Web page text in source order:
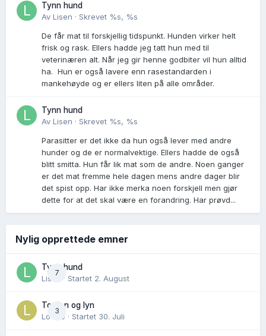
Tynn hund
Av Lisen · Skrevet %s, %s
De får mat til forskjellig tidspunkt. Hunden virker helt
frisk og rask. Ellers hadde jeg tatt hun med til
veterinæren alt. Når jeg gir henne godbiter vil hun alltid
ha. Hun er også lavere enn rasestandarden i
mankehøyde og er ellers liten på alle områder.
Tynn hund
Av Lisen · Skrevet %s, %s
Parasitter er det ikke da hun også lever med andre
hunder og de er normalvektige. Ellers hadde de også
blitt smitta. Hun får lik mat som de andre. Noen ganger
er det mat fremme hele dagen mens andre dager blir
det spist opp. Har ikke merka noen forskjell men gjør
dette for at det skal være en forandring. Har prøvd...
Nylig opprettede emner
7
Tynn hund
Lisen
· Startet 2. August
3
Torden og lyn
Lovise · Startet 30. Juli